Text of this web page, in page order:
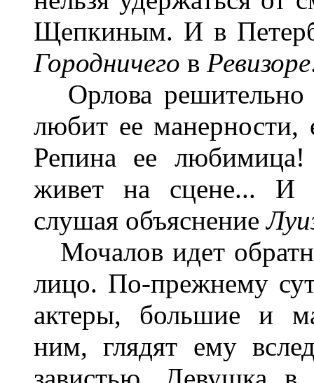
Щепкиным. И в
Городничего в Ревизоре
Орлова решительно
любит ее манерности,
Репина ее
живет на сцене... И
слушая объяснение
Мочалов идет
лицо. По-прежнему
актеры, большие и
ним, глядят ему